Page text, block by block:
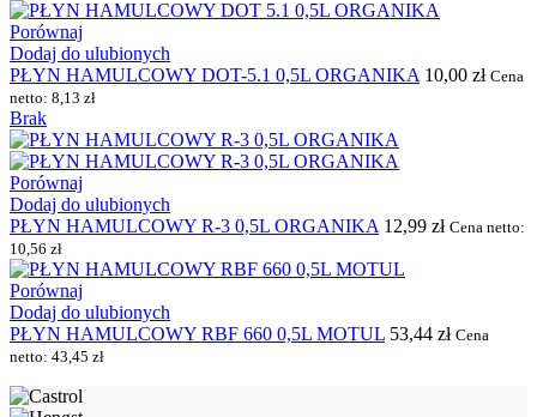
Porównaj
Dodaj do ulubionych
PŁYN HAMULCOWY DOT-5.1 0,5L ORGANIKA 10,00 zł Cena
netto: 8,13 zł
Brak
Porównaj
Dodaj do ulubionych
PŁYN HAMULCOWY R-3 0,5L ORGANIKA 12,99 zł Cena netto:
10,56 zł
Porównaj
Dodaj do ulubionych
PŁYN HAMULCOWY RBF 660 0,5L MOTUL 53,44 zł Cena
netto: 43,45 zł